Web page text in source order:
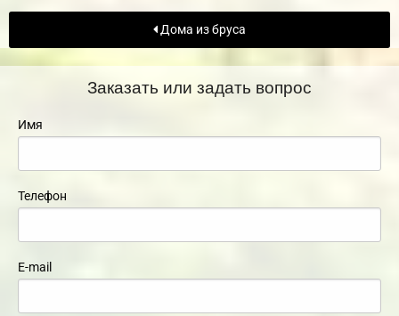
Дома из бруса
Заказать или задать вопрос
Имя
Телефон
E-mail